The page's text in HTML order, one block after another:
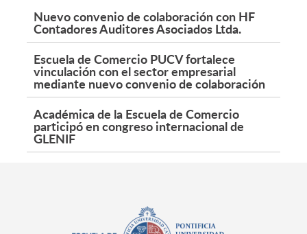
Nuevo convenio de colaboración con HF
Contadores Auditores Asociados Ltda.
Escuela de Comercio PUCV fortalece
vinculación con el sector empresarial
mediante nuevo convenio de colaboración
Académica de la Escuela de Comercio
participó en congreso internacional de
GLENIF